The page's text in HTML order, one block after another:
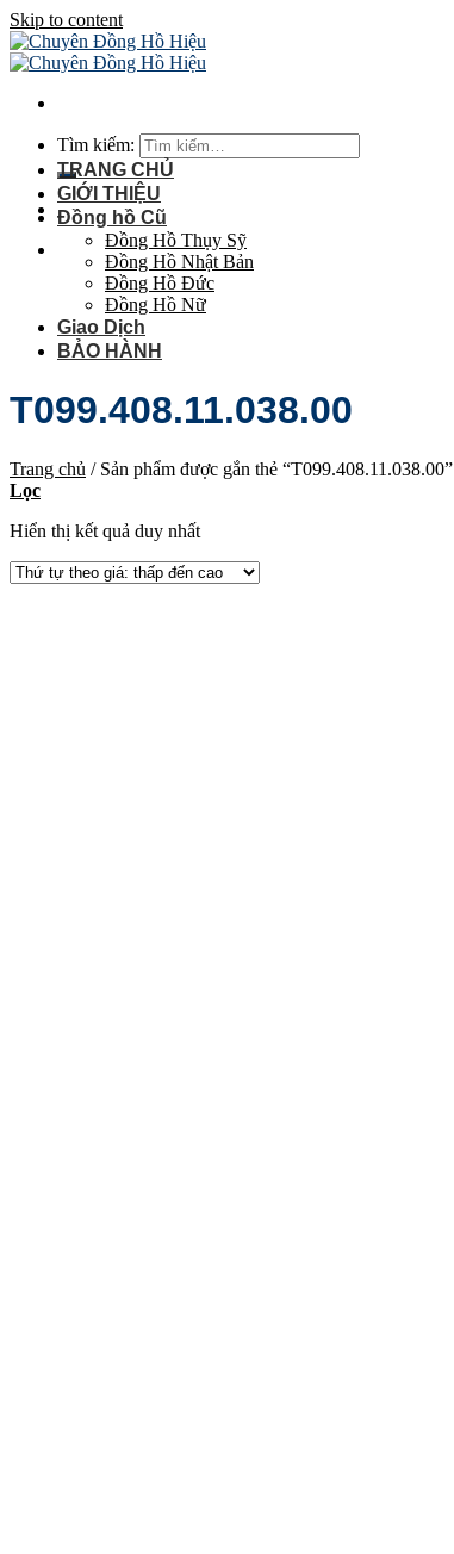
Skip to content
Tìm kiếm:
TRANG CHỦ
GIỚI THIỆU
Đồng hồ Cũ
Đồng Hồ Thụy Sỹ
Đồng Hồ Nhật Bản
Đồng Hồ Đức
Đồng Hồ Nữ
Giao Dịch
BẢO HÀNH
T099.408.11.038.00
Trang chủ /Sản phẩm được gắn thẻ “T099.408.11.038.00”
Lọc
Hiển thị kết quả duy nhất